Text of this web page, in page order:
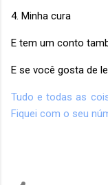
4. Minha cura
E tem um conto
E se você gosta de
Tudo e todas as
Fiquei com o seu